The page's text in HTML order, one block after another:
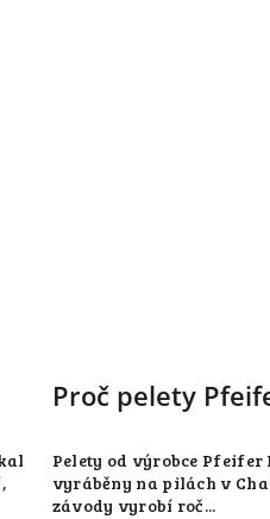
Proč pelety
Pelety od výrobce Pfeifer
vyráběny na pilách v
závody vyrobí roč...